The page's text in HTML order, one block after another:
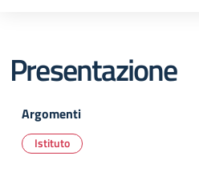
Presentazione
Argomenti
Istituto